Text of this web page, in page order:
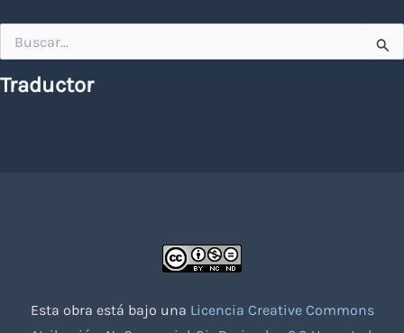
por:
Traductor
Esta obra está bajo una Licencia Creative Commons